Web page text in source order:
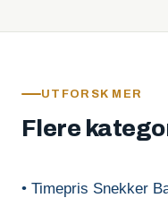
UTFORSK MER
Flere
• Timepris Snekker